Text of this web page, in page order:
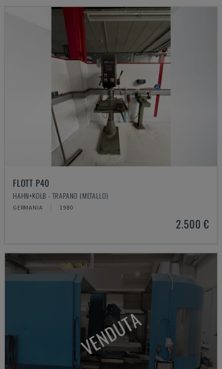
FLOTT P40
HAHN+KOLB - TRAPANO (METALLO)
GERMANIA 1980
2.500 €
VENDUTA